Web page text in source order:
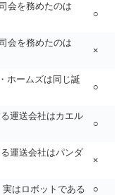
会を務めたのは
○
会を務めたのは
×
ホームズは同じ誕
○
運送会社はカエル
○
運送会社はパンダ
×
はロボットである
○